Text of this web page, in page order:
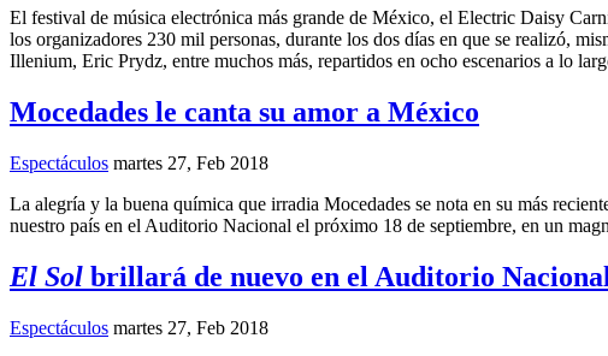
El festival de música electrónica más grande de México, el Electric Daisy
los organizadores 230 mil personas, durante los dos días en que se realizó,
Illenium, Eric Prydz, entre muchos más, repartidos en ocho escenarios a lo
Mocedades le canta su amor a México
Espectáculos martes 27, Feb 2018
La alegría y la buena química que irradia Mocedades se nota en su más
nuestro país en el Auditorio Nacional el próximo 18 de septiembre, en un
El Sol brillará de nuevo en el Auditorio Nacional
Espectáculos martes 27, Feb 2018